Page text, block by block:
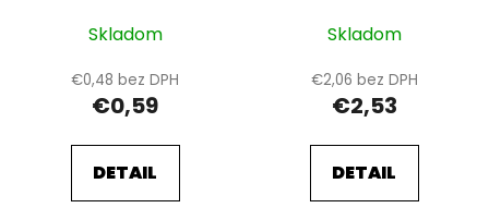
Skladom
€0,48 bez DPH
€0,59
DETAIL
Skladom
€2,06 bez DPH
€2,53
DETAIL